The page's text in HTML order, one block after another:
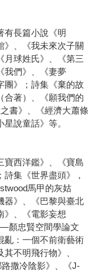
有長篇小說《明
》、《我未來次子關
月球姓氏》、《第三
我們》、《妻夢
團》；詩集《棄的故
合著）、《願我們的
書》、《經濟大蕭條
說童話》等。
寶西洋鑑》、《寶島
集《世界盡頭》，
馬甲的灰姑
器》、《巴黎與臺北
》、《電影妄想
顏忠賢空間學論文
亂：一個不前衛藝術
不明飛行物》、
撒冷陰影》、《J-